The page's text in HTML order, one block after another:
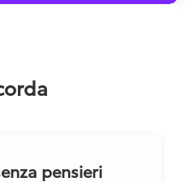
pensieri